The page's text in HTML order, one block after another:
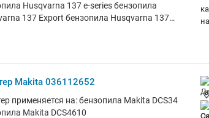
Husqvarna 137 e-series бензопила
137 Export бензопила Husqvarna 137
артикула: 5300719-68, 530071968 Страна
Швеция Страна производства: США
Makita 036112652
применяется на: бензопила Makita DCS34
Makita DCS4610